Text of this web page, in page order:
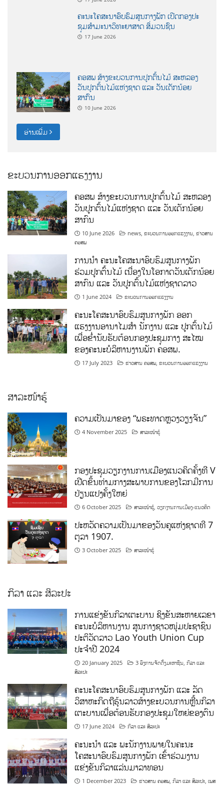
17 June 2026
ຄອສພ ສ້າງຂະບວນການປູກຕົ້ນໄມ້ ສະຫລອງ
ອ່ານເພີ່ມ
ຂະບວນການອອກແຮງງານ
ວັນປູກຕົ້ນໄມ້ແຫ່ງຊາດ ແລະ ວັນເດັກນ້ອຍ
ສາກົນ
10 June 2026 news,ຂະບວນການອອກແຮງງານ,ຂ່າວສານ
ຄອສພ
ການນໍາ ຄະນະໂຄສະນາອົບຮົມສູນກາງພັກ
ຮ່ວມປູກຕົ້ນໄມ້ ເນື່ອງໃນໂອກາດວັນເດັກນ້ອຍ
ສາກົນ ແລະ ວັນປູກຕົ້ນໄມ້ແຫ່ງຊາດລາວ
1 June 2024 ຂະບວນການອອກແຮງງານ
ຄະນະໂຄສະນາອົບຮົມສູນກາງພັກ ອອກ
ແຮງງານອານາໄມສໍາ ນັກງານ ແລະ ປູກຕົ້ນໄມ້
ເພື່ອຂໍ່ານັບຮັບຕ້ອນກອງປະຊຸມກາງ ສະໄໝ
ຂອງຄະນະບໍລິຫານງານພັກ ຄອສພ.
17 July 2023 ຂ່າວສານ ຄອສພ,ຂະບວນການອອກແຮງງານ
ກອງປະຊຸມວຽກງານການເມືອງແນວຄິດຄັ້ງທີ V
6 October 2025 ສາລະໜ້າຮູ້,ວຽກງານການເມືອງ-ແນວຄິດ
ປະຫວັດຄວາມເປັນມາຂອງວັນຄູແຫ່ງຊາດທີ 7
ຕຸລາ 1907.
ກິລາ ແລະ ສິລະປະ
ປະຈຳປີ 2024
20 January 2025 3 ອົງການຈັດຕັ້ງມະຫາຊົນ, ກິລາ ແລະ
ສິລະປະ
ຄະນະໂຄສະນາອົບຮົມສູນກາງພັກ ແລະ ລັດ
ວິສາຫະກິດຖືຮຸ້ນລາວສ້າງຂະບວນການຫຼີ້ນກິລາ
ເຕະບານເພື່ອຕ້ອນຮັບກອງປະຊຸມໃຫຍ່ຂອງຕົນ
17 June 2024 ກິລາ ແລະ ສິລະປະ
ຄະນະນຳ ແລະ ພະນັກງານພາຍໃນຄະນະ
ໂຄສະນາອົບຮົມສູນກາງພັກ ເຂົ້າຮ່ວມງານ
ແຂ່ງຂັນກິລາແລ່ນມາລາທອນ
1 December 2023 ຂ່າວສານ ຄອສພ,ກິລາ ແລະ ສິລະປະ
ກົມຂໍ້ມູນຂ່າວສານ ແລະ ຝຶກອົບຮົມ,ເພສກົມໂຄສະນາ